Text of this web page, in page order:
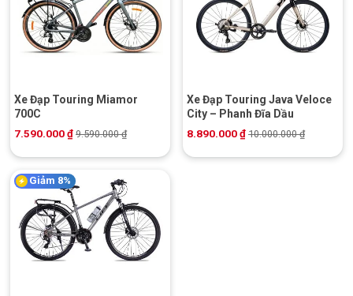
Xe Đạp Touring Miamor
700C
7.590.000₫ 9.590.000₫
Xe Đạp Touring Java Veloce
City – Phanh Đĩa Dầu
8.890.000₫ 10.000.000₫
Giảm 8%